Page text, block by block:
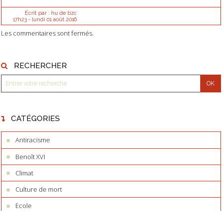
RECHERCHER
CATÉGORIES
Antiracisme
Benoît XVI
Climat
Culture de mort
Ecole
Écrit par : hu de bzc
17h23- lundi 01 août 2016
Les commentaires sont fermés.